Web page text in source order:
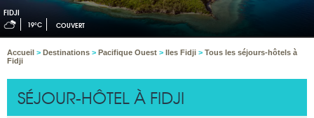
FIDJI
19°C COUVERT
Accueil > Destinations > Pacifique Ouest > Iles Fidji > Tous les séjours-hôtels à
Fidji
SÉJOUR-HÔTEL À FIDJI